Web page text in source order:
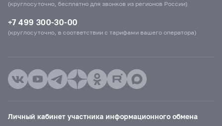
(круглосуточно, бесплатно для звонков из регионов России)
+7 499 300-30-00
(круглосуточно, в соответствии с тарифами вашего оператора)
Личный кабинет участника информационного обмена